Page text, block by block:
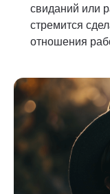
свиданий или
стремится
отношения